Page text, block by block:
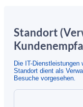
Standort
Die IT-
Standort dient als
Besuche vorgesehen.